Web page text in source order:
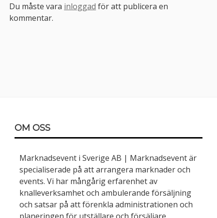
Du måste vara inloggad för att publicera en
kommentar.
OM OSS
Marknadsevent i Sverige AB | Marknadsevent är
specialiserade på att arrangera marknader och
events. Vi har mångårig erfarenhet av
knalleverksamhet och ambulerande försäljning
och satsar på att förenkla administrationen och